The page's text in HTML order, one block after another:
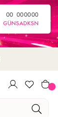
00
GÜN
00
SA
00
DK
00
SN